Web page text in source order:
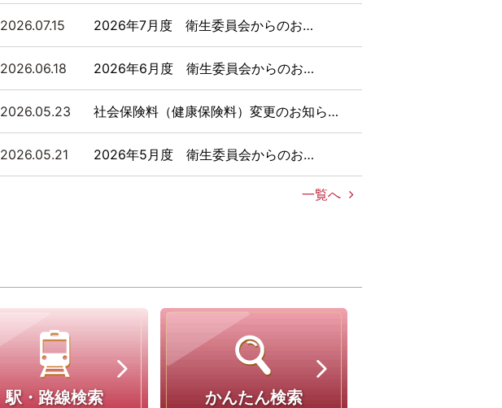
2026.07.15 2026年7月度 衛生委員会からのお…
2026.06.18 2026年6月度 衛生委員会からのお…
2026.05.23 社会保険料（健康保険料）変更のお知ら…
2026.05.21 2026年5月度 衛生委員会からのお…
一覧へ
駅・路線検索 かんたん検索